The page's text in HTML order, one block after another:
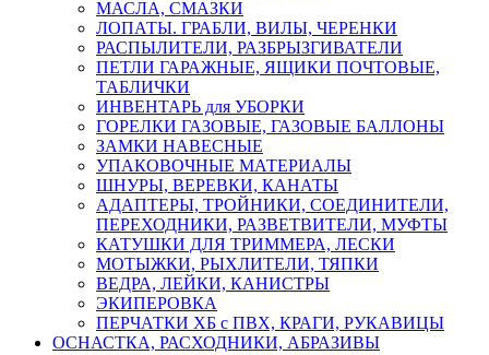
МАСЛА, СМАЗКИ
ЛОПАТЫ. ГРАБЛИ, ВИЛЫ, ЧЕРЕНКИ
РАСПЫЛИТЕЛИ, РАЗБРЫЗГИВАТЕЛИ
ПЕТЛИ ГАРАЖНЫЕ, ЯЩИКИ ПОЧТОВЫЕ,
ТАБЛИЧКИ
ИНВЕНТАРЬ для УБОРКИ
ГОРЕЛКИ ГАЗОВЫЕ, ГАЗОВЫЕ БАЛЛОНЫ
ЗАМКИ НАВЕСНЫЕ
УПАКОВОЧНЫЕ МАТЕРИАЛЫ
ШНУРЫ, ВЕРЕВКИ, КАНАТЫ
АДАПТЕРЫ, ТРОЙНИКИ, СОЕДИНИТЕЛИ,
ПЕРЕХОДНИКИ, РАЗВЕТВИТЕЛИ, МУФТЫ
КАТУШКИ ДЛЯ ТРИММЕРА, ЛЕСКИ
МОТЫЖКИ, РЫХЛИТЕЛИ, ТЯПКИ
ВЕДРА, ЛЕЙКИ, КАНИСТРЫ
ЭКИПЕРОВКА
ПЕРЧАТКИ ХБ с ПВХ, КРАГИ, РУКАВИЦЫ
ОСНАСТКА, РАСХОДНИКИ, АБРАЗИВЫ